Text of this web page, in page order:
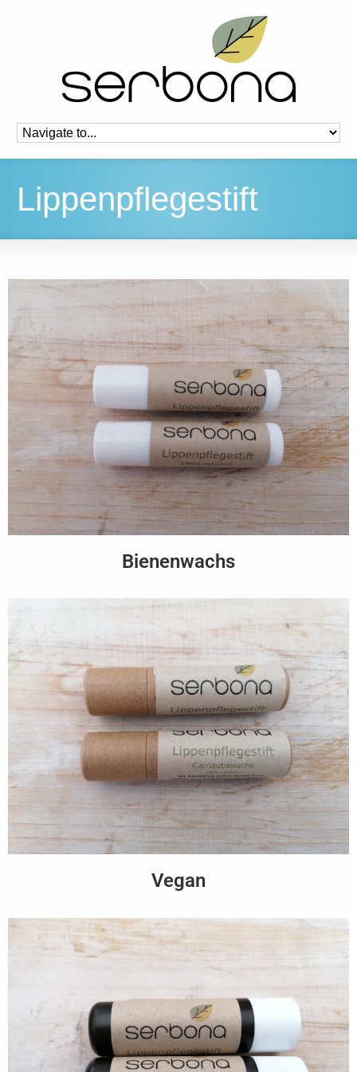
Lippenpflegestift
Bienenwachs
Vegan